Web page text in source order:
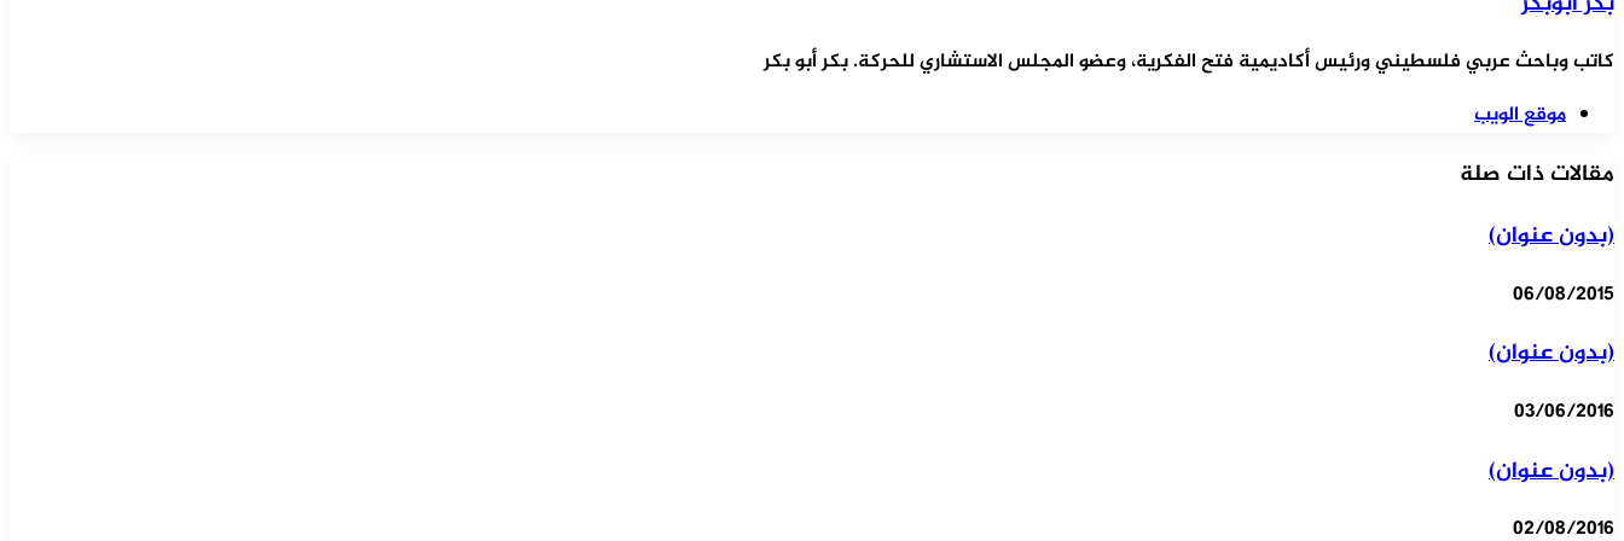
كاتب وباحث عربي فلسطيني ورئيس أكاديمية فتح الفكرية، وعضو المجلس الاستشاري للحركة. بكر أبو بكر
موقع الويب
مقالات ذات صلة
(بدون عنوان)
06/08/2015
(بدون عنوان)
03/06/2016
(بدون عنوان)
02/08/2016